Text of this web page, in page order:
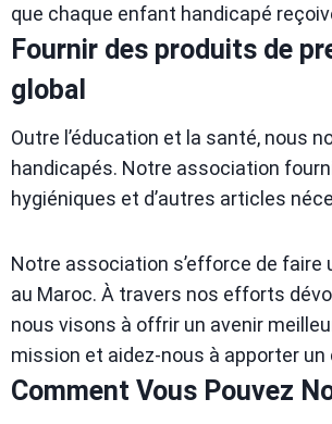
que chaque enfant handicapé
Fournir des produits de
global
Outre l’éducation et la santé, nous
handicapés. Notre association
hygiéniques et d’autres articles
Notre association s’efforce de
au Maroc. À travers nos efforts
nous visons à offrir un avenir
mission et aidez-nous à apporter
Comment Vous Pouvez